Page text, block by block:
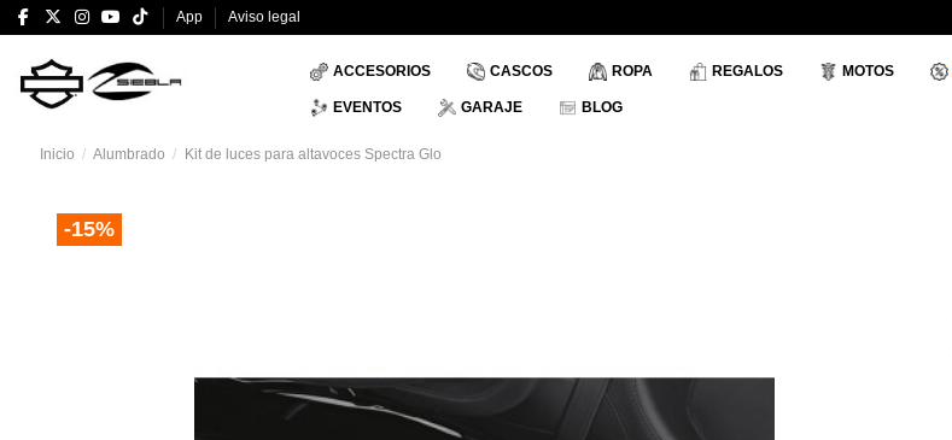
App Aviso legal
ACCESORIOS CASCOS ROPA REGALOS MOTOS
EVENTOS GARAJE BLOG
Inicio Alumbrado Kit de luces para altavoces Spectra Glo
-15%